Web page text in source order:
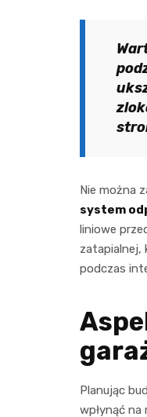
Nie można
system
liniowe
zatapialnej,
podczas
Planując
wpłynąć na